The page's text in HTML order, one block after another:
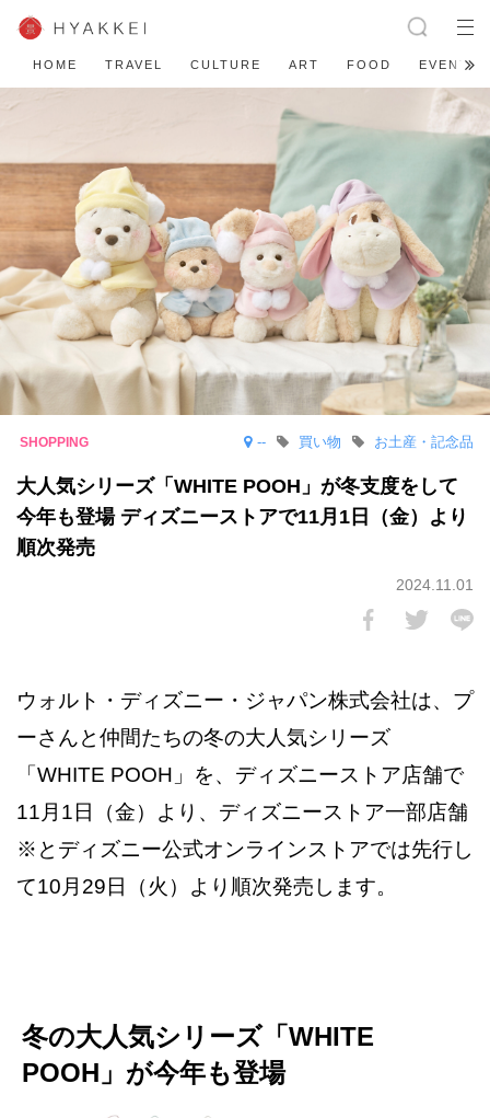
HOME TRAVEL CULTURE ART FOOD EVENT
-- お土産・記念品
買い物
大人気シリーズ「WHITE POOH」が冬支度をして
今年も登場 ディズニーストアで11月1日（金）より
順次発売
2024.11.01
ウォルト・ディズニー・ジャパン株式会社は、プ
ーさんと仲間たちの冬の大人気シリーズ
「WHITE POOH」を、ディズニーストア店舗で
11月1日（金）より、ディズニーストア一部店舗
※とディズニー公式オンラインストアでは先行し
て10月29日（火）より順次発売します。
冬の大人気シリーズ「WHITE
POOH」が今年も登場